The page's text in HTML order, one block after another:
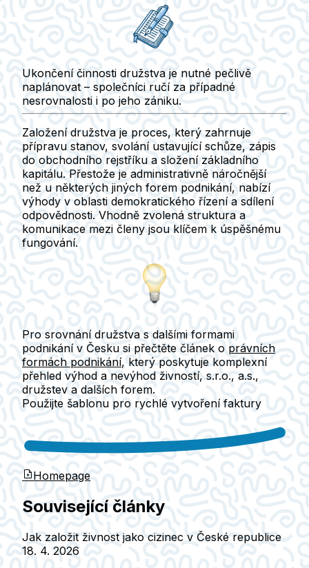
Ukončení činnosti družstva je nutné pečlivě
naplánovat – společníci ručí za případné
nesrovnalosti i po jeho zániku.
Založení družstva je proces, který zahrnuje
přípravu stanov, svolání ustavující schůze, zápis
do obchodního rejstříku a složení základního
kapitálu. Přestože je administrativně náročnější
než u některých jiných forem podnikání, nabízí
výhody v oblasti demokratického řízení a sdílení
odpovědnosti. Vhodně zvolená struktura a
komunikace mezi členy jsou klíčem k úspěšnému
fungování.
Pro srovnání družstva s dalšími formami
podnikání v Česku si přečtěte článek o právních
formách podnikání, který poskytuje komplexní
přehled výhod a nevýhod živností, s.r.o., a.s.,
družstev a dalších forem.
Použijte šablonu pro rychlé vytvoření faktury
Homepage
Související články
Jak založit živnost jako cizinec v České republice
18. 4. 2026